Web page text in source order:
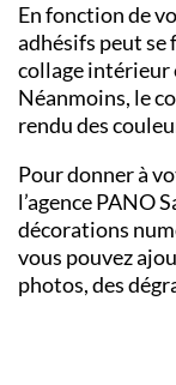
En fonction de
adhésifs peut se
collage intérieur
Néanmoins, le
rendu des
Pour donner à
l’agence PANO
décorations
vous pouvez
photos, des